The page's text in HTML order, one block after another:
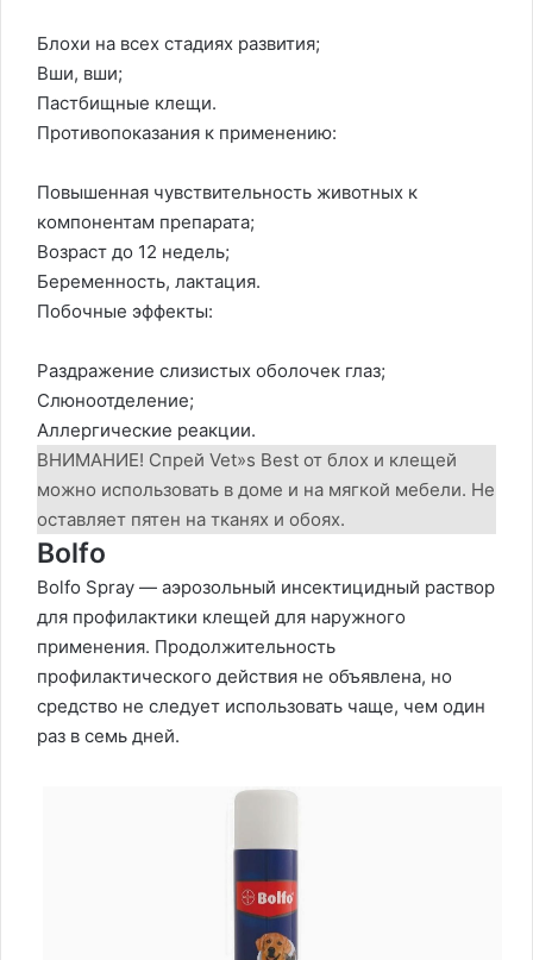
Блохи на всех стадиях развития;
Вши, вши;
Пастбищные клещи.
Противопоказания к применению:
Повышенная чувствительность животных к
компонентам препарата;
Возраст до 12 недель;
Беременность, лактация.
Побочные эффекты:
Раздражение слизистых оболочек глаз;
Слюноотделение;
Аллергические реакции.
ВНИМАНИЕ! Спрей Vet»s Best от блох и клещей
можно использовать в доме и на мягкой мебели. Не
оставляет пятен на тканях и обоях.
Bolfo
Bolfo Spray — аэрозольный инсектицидный раствор
для профилактики клещей для наружного
применения. Продолжительность
профилактического действия не объявлена, но
средство не следует использовать чаще, чем один
раз в семь дней.